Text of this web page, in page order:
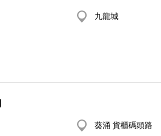
九龍城
葵涌 貨櫃碼頭路